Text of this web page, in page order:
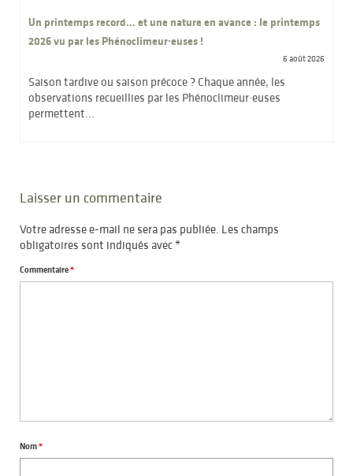
Un printemps record… et une nature en avance : le printemps
2026 vu par les Phénoclimeur·euses !
6 août 2026
Saison tardive ou saison précoce ? Chaque année, les
observations recueillies par les Phénoclimeur·euses
permettent...
Laisser un commentaire
Votre adresse e-mail ne sera pas publiée. Les champs
obligatoires sont indiqués avec*
Commentaire*
Nom*